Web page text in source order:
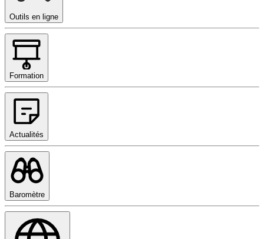
Outils en ligne
Formation
Actualités
Baromètre